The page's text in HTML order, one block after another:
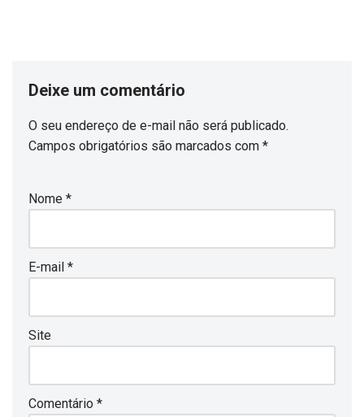
Deixe um comentário
O seu endereço de e-mail não será publicado.
Campos obrigatórios são marcados com *
Nome *
E-mail *
Site
Comentário *